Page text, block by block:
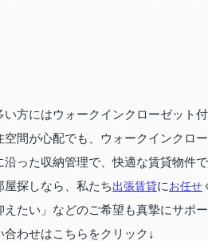
方にはウォークインクローゼット
空間が心配でも、ウォークインクロ
沿った収納管理で、快適な賃貸物件
屋探しなら、私たち出張賃貸にお任せ
えたい」などのご希望も真摯にサポ
合わせはこちらをクリック↓